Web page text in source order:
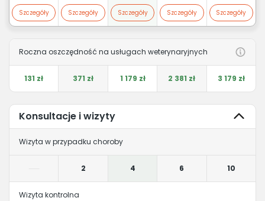
Szczegóły Szczegóły Szczegóły Szczegóły Szczegóły
Roczna oszczędność na usługach weterynaryjnych
131 zł 371 zł 1 179 zł 2 381 zł 3 179 zł
Konsultacje i wizyty
Wizyta w przypadku choroby
2 4 6 10
Wizyta kontrolna